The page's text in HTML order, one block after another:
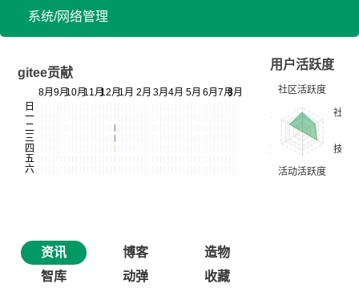
系统/网络管理
gitee贡献
用户活跃度
资讯 博客
造物
智库
动弹 收藏